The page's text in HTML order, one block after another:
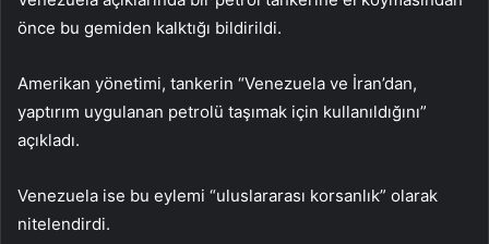
önce bu gemiden kalktığı bildirildi.
Amerikan yönetimi, tankerin “Venezuela ve İran’dan,
yaptırım uygulanan petrolü taşımak için kullanıldığını”
açıkladı.
Venezuela ise bu eylemi “uluslararası korsanlık” olarak
nitelendirdi.